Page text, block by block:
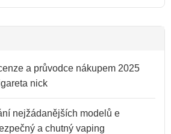
a průvodce nákupem 2025
nick
nejžádanějších modelů e
a chutný vaping